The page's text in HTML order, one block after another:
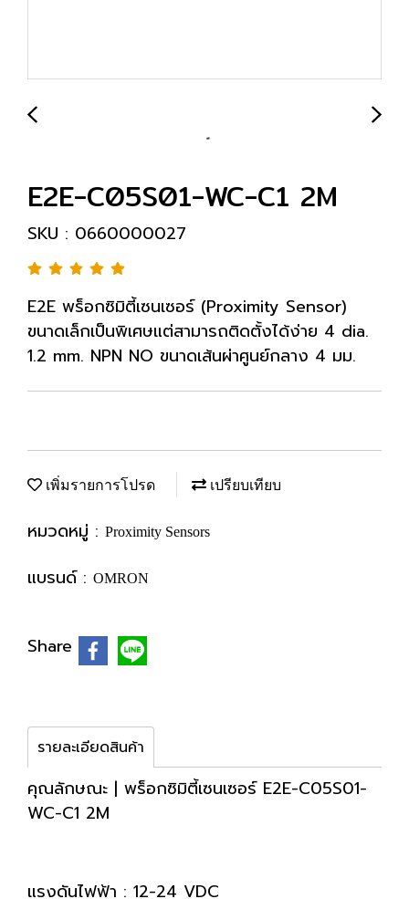
E2E-C05S01-WC-C1 2M
SKU : 0660000027
E2E พร็อกซิมิตี้เซนเซอร์ (Proximity Sensor)
ขนาดเล็กเป็นพิเศษแต่สามารถติดตั้งได้ง่าย 4 dia.
1.2 mm. NPN NO ขนาดเส้นผ่าศูนย์กลาง 4 มม.
เพิ่มรายการโปรด เปรียบเทียบ
หมวดหมู่ : Proximity Sensors
แบรนด์ : OMRON
Share
รายละเอียดสินค้า
คุณลักษณะ | พร็อกซิมิตี้เซนเซอร์ E2E-C05S01-
WC-C1 2M
แรงดันไฟฟ้า : 12-24 VDC